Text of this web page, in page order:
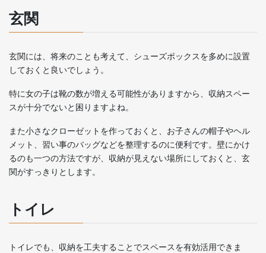
玄関
玄関には、将来のことも考えて、シューズボックスを多めに設置
しておくと良いでしょう。
特に女の子は靴の数が増える可能性がありますから、収納スペー
スが十分でないと困りますよね。
また小さなクローゼットを作っておくと、お子さんの帽子やヘル
メット、習い事のバッグなどを整理するのに便利です。壁にかけ
るのも一つの方法ですが、収納が見えない場所にしておくと、玄
関がすっきりとします。
トイレ
トイレでも、収納を工夫することでスペースを有効活用できま